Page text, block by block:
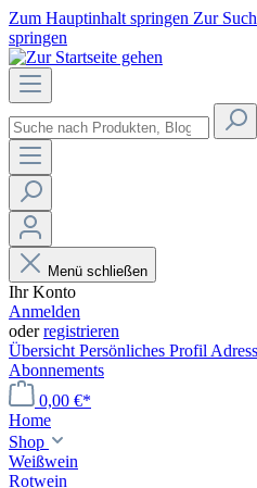
Zum Hauptinhalt springen Zur
springen
Menü schließen
Ihr Konto
Anmelden
oderregistrieren
Übersicht Persönliches Profil
Abonnements
0,00 €*
Home
Shop
Weißwein
Rotwein